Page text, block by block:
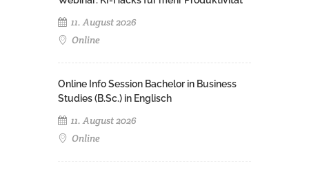
11. August 2026
Online
Online Info Session Bachelor in Business
Studies (B.Sc.) in Englisch
11. August 2026
Online